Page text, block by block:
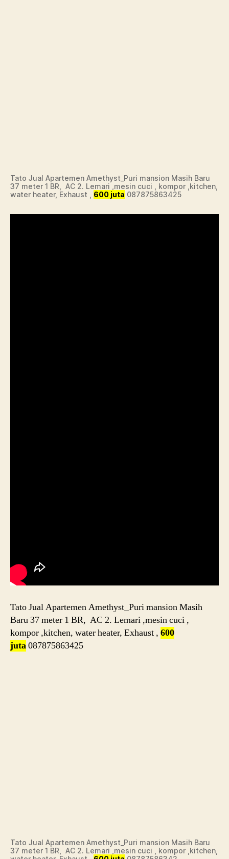
Tato Jual Apartemen Amethyst_Puri mansion Masih Baru
37 meter 1 BR, AC 2. Lemari ,mesin cuci , kompor ,kitchen,
water heater, Exhaust , 600 juta 087875863425
Tato Jual Apartemen Amethyst_Puri mansion Masih
Baru 37 meter 1 BR, AC 2. Lemari ,mesin cuci ,
kompor ,kitchen, water heater, Exhaust , 600
juta087875863425
Tato Jual Apartemen Amethyst_Puri mansion Masih Baru
37 meter 1 BR, AC 2. Lemari ,mesin cuci , kompor ,kitchen,